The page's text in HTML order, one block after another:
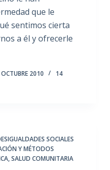
que le
sentimos cierta
a él y ofrecerle
2010
14
SOCIALES
Y MÉTODOS
,SALUD COMUNITARIA